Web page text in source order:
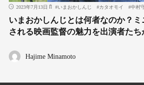
2023年7月13日 #いまおかしんじ #カタオモイ #中村
いまおかしんじとは何者なのか？
される映画監督の魅⼒を出演者たち
Hajime Minamoto